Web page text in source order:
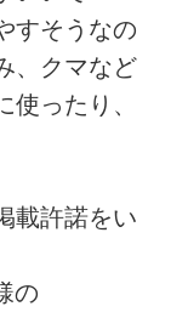
すそうなの
、クマなど
ったり、
載許諾をい
の